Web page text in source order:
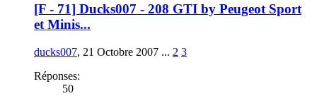
[F - 71] Ducks007 - 208 GTI by Peugeot Sport
et Minis...
ducks007, 21 Octobre 2007 ... 2 3
Réponses:
50